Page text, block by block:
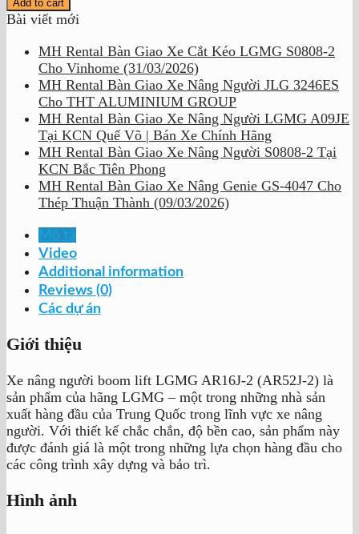
Add to cart
Bài viết mới
MH Rental Bàn Giao Xe Cắt Kéo LGMG S0808-2
Cho Vinhome (31/03/2026)
MH Rental Bàn Giao Xe Nâng Người JLG 3246ES
Cho THT ALUMINIUM GROUP
MH Rental Bàn Giao Xe Nâng Người LGMG A09JE
Tại KCN Quế Võ | Bán Xe Chính Hãng
MH Rental Bàn Giao Xe Nâng Người S0808-2 Tại
KCN Bắc Tiên Phong
MH Rental Bàn Giao Xe Nâng Genie GS-4047 Cho
Thép Thuận Thành (09/03/2026)
Mô tả
Video
Additional information
Reviews (0)
Các dự án
Giới thiệu
Xe nâng người boom lift LGMG AR16J-2 (AR52J-2) là
sản phẩm của hãng LGMG – một trong những nhà sản
xuất hàng đầu của Trung Quốc trong lĩnh vực xe nâng
người. Với thiết kế chắc chắn, độ bền cao, sản phẩm này
được đánh giá là một trong những lựa chọn hàng đầu cho
các công trình xây dựng và bảo trì.
Hình ảnh